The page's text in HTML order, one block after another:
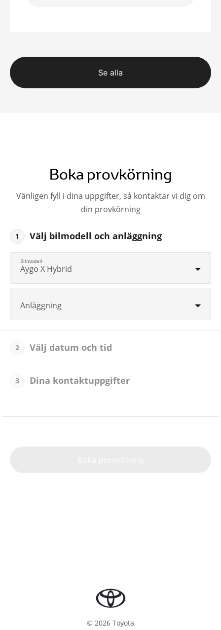
Se alla
Boka provkörning
Vänligen fyll i dina uppgifter, så kontaktar vi dig om
din provkörning
1 Välj bilmodell och anläggning
Aygo X Hybrid
Anläggning
2 Välj datum och tid
3 Dina kontaktuppgifter
© 2026 Toyota